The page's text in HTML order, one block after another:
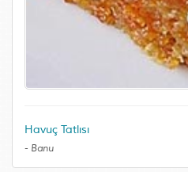
Havuç Tatlısı
- Banu